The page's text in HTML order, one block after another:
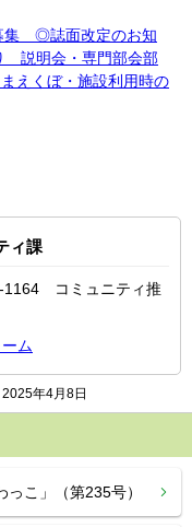
集 ◎誌面改定のお知
説明会・専門部会部
えくぼ・施設利用時の
ィ課
1164 コミュニティ推
ム
2025年4月8日
こ」（第235号）